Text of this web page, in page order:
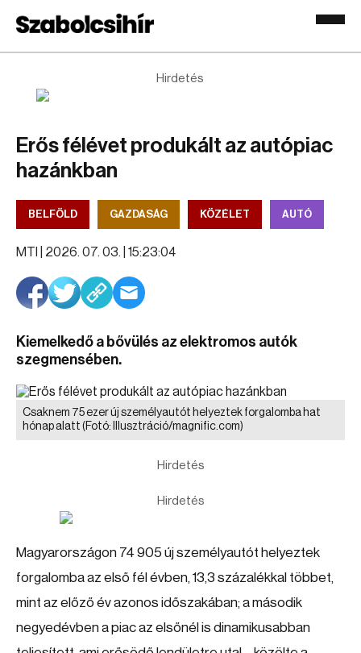
Hirdetés
Erős félévet produkált az autópiac
hazánkban
BELFÖLD GAZDASÁG KÖZÉLET AUTÓ
MTI | 2026. 07. 03. | 15:23:04
Kiemelkedő a bővülés az elektromos autók
szegmensében.
Csaknem 75 ezer új személyautót helyeztek forgalomba hat
hónap alatt (Fotó: Illusztráció/magnific.com)
Hirdetés
Hirdetés
Magyarországon 74 905 új személyautót helyeztek
forgalomba az első fél évben, 13,3 százalékkal többet,
mint az előző év azonos időszakában; a második
negyedévben a piac az elsőnél is dinamikusabban